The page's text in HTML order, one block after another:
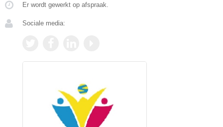
Er wordt gewerkt op afspraak.
Sociale media: